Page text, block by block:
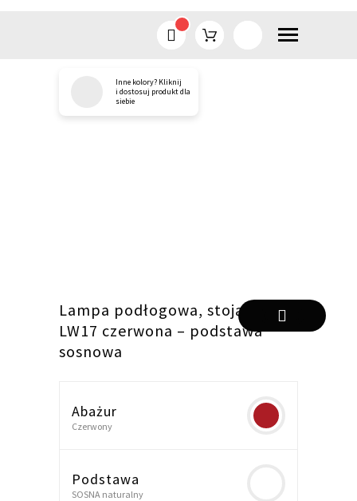
Inne kolory? Kliknij
i dostosuj produkt dla
siebie
Lampa podłogowa, stojąca
LW17 czerwona – podstawa
sosnowa
Abażur
Czerwony
Podstawa
SOSNA naturalny